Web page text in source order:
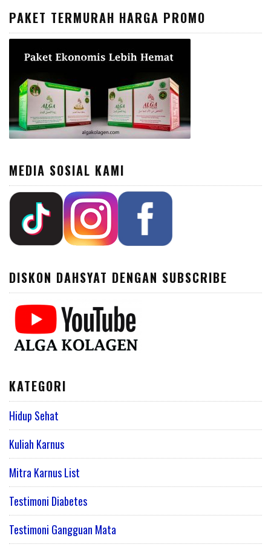
PAKET TERMURAH HARGA PROMO
MEDIA SOSIAL KAMI
DISKON DAHSYAT DENGAN SUBSCRIBE
KATEGORI
Hidup Sehat
Kuliah Karnus
Mitra Karnus List
Testimoni Diabetes
Testimoni Gangguan Mata